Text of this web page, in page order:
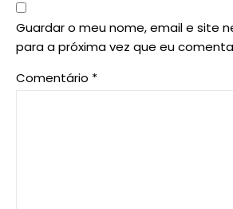
Guardar o meu nome, email e site
para a próxima vez que eu
Comentário *